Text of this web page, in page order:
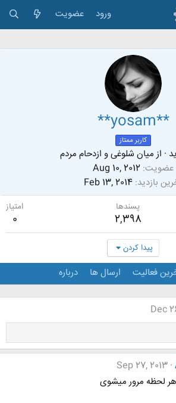
ورود عضویت
**yosam**
کاربر ممتاز
· از میان شلوغی و ازدحام مردم
عضویت Aug 10, 2012
بازدید Feb 13, 2014
پسندها
2,398
امتیاز
0
پیدا کردن
فعالیت ارسال ها درباره
Dec
Sep 27, 2013
لحظه مرور میشوی